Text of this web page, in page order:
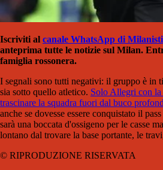
Iscriviti al canale WhatsApp di
anteprima tutte le notizie sul Milan.
famiglia rossonera.
I segnali sono tutti negativi: il gruppo è in
sia sotto quello atletico. Solo Allegri con la
trascinare la squadra fuori dal buco
anche se dovesse essere conquistato il
sarà una boccata d'ossigeno per le casse
lontano dal trovare la base portante, le
© RIPRODUZIONE RISERVATA